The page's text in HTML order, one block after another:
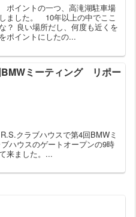
イントの一つ、高滝湖駐車場
ました。 10年以上の中でここ
？ 良い場所だし、何度も近くを
ポイントにしたの...
ミーティング リポー
クラブハウスで第4回BMWミ
ハウスのゲートオープンの9時
来ました。...